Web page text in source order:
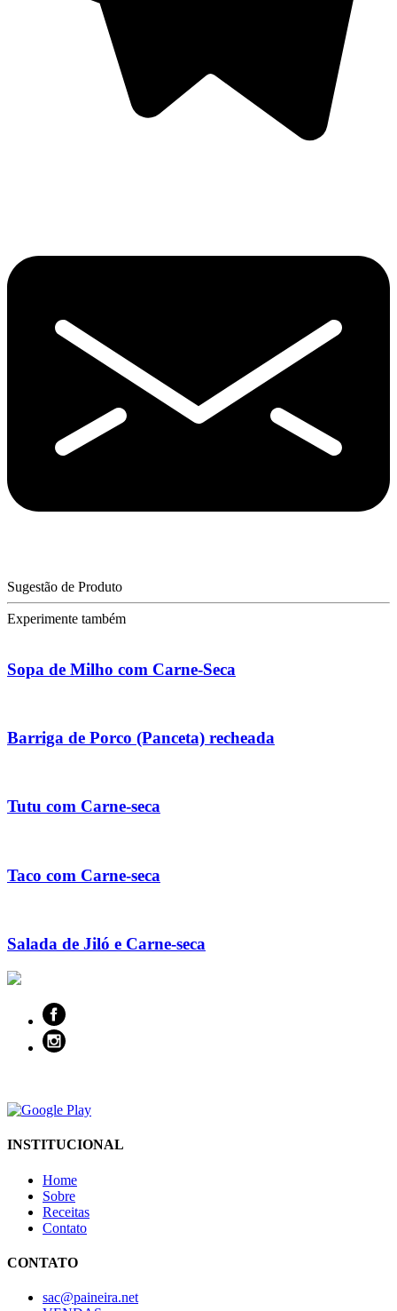
Sugestão de Produto
Experimente também
Sopa de Milho com Carne-Seca
Barriga de Porco (Panceta) recheada
Tutu com Carne-seca
Taco com Carne-seca
Salada de Jiló e Carne-seca
INSTITUCIONAL
Home
Sobre
Receitas
Contato
CONTATO
sac@paineira.net